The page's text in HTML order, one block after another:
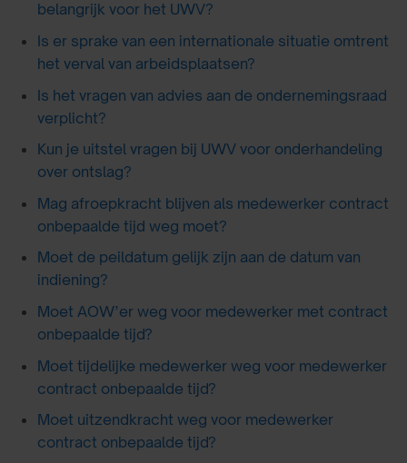
belangrijk voor het UWV?
Is er sprake van een internationale situatie omtrent
het verval van arbeidsplaatsen?
Is het vragen van advies aan de ondernemingsraad
verplicht?
Kun je uitstel vragen bij UWV voor onderhandeling
over ontslag?
Mag afroepkracht blijven als medewerker contract
onbepaalde tijd weg moet?
Moet de peildatum gelijk zijn aan de datum van
indiening?
Moet AOW’er weg voor medewerker met contract
onbepaalde tijd?
Moet tijdelijke medewerker weg voor medewerker
contract onbepaalde tijd?
Moet uitzendkracht weg voor medewerker
contract onbepaalde tijd?